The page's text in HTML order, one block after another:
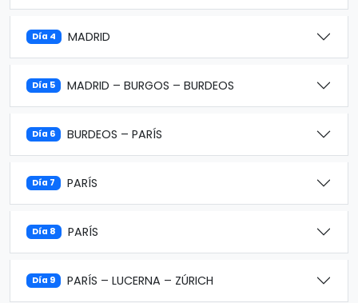
Día 4 MADRID
Día 5 MADRID – BURGOS – BURDEOS
Día 6 BURDEOS – PARÍS
Día 7 PARÍS
Día 8 PARÍS
Día 9 PARÍS – LUCERNA – ZÚRICH